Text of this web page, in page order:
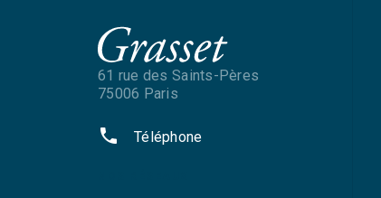
61 rue des Saints-Pères
75006 Paris
phone Téléphone